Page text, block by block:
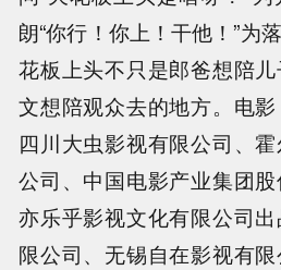
朗“你行！你上！干他！”为
花板上头不只是郎爸想陪
文想陪观众去的地方。电
四川大虫影视有限公司、
公司、中国电影产业集团
亦乐乎影视文化有限公司
限公司、无锡自在影视有